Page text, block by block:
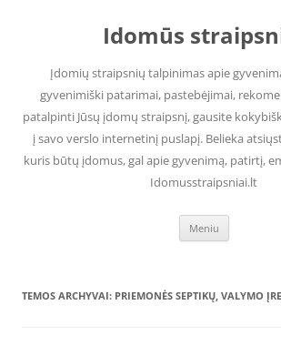
Idomūs
Įdomių straipsnių talpinimas apie
gyvenimiški patarimai, pastebėjimai,
patalpinti Jūsų įdomų straipsnį, gausite
į savo verslo internetinį puslapį. Belieka
kuris būtų įdomus, gal apie gyvenimą, patirtį,
Idomusstraipsniai.lt
Meniu
TEMOS ARCHYVAI: PRIEMONĖS SEPTIKŲ, VALYMO